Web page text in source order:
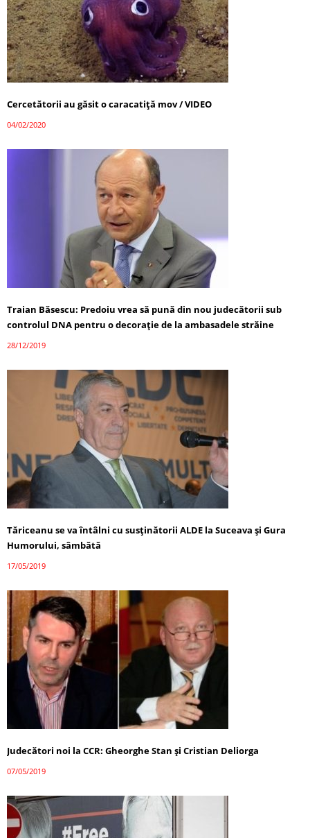
Cercetătorii au găsit o caracatiţă mov / VIDEO
04/02/2020
Traian Băsescu: Predoiu vrea să pună din nou judecătorii sub
controlul DNA pentru o decorație de la ambasadele străine
28/12/2019
Tăriceanu se va întâlni cu susținătorii ALDE la Suceava și Gura
Humorului, sâmbătă
17/05/2019
Judecători noi la CCR: Gheorghe Stan şi Cristian Deliorga
07/05/2019